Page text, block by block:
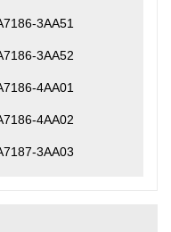
3AA51
3AA52
4AA01
4AA02
3AA03